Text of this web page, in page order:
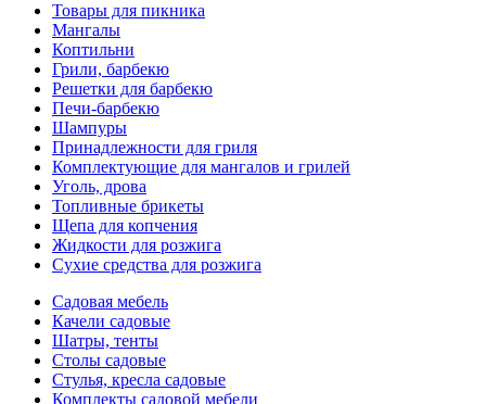
Товары для пикника
Мангалы
Коптильни
Грили, барбекю
Решетки для барбекю
Печи-барбекю
Шампуры
Принадлежности для гриля
Комплектующие для мангалов и грилей
Уголь, дрова
Топливные брикеты
Щепа для копчения
Жидкости для розжига
Сухие средства для розжига
Садовая мебель
Качели садовые
Шатры, тенты
Столы садовые
Стулья, кресла садовые
Комплекты садовой мебели